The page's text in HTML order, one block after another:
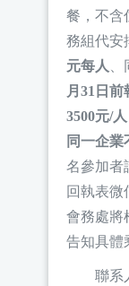
餐，不含
務組代安
元每人
月31日
3500元/
同一企業
名參加者
回執表微
會務處將
告知具體
聯系人